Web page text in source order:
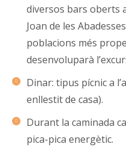
diversos bars oberts
Joan de les
poblacions més
desenvoluparà
Dinar: tipus pícnic a
enllestit de casa).
Durant la caminada
pica-pica energètic.